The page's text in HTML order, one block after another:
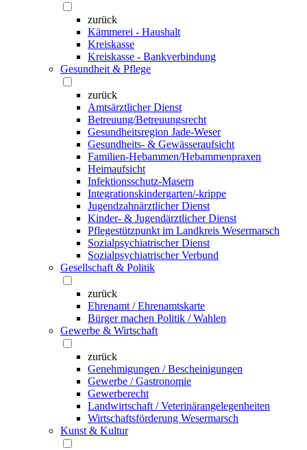
zurück
Kämmerei - Haushalt
Kreiskasse
Kreiskasse - Bankverbindung
Gesundheit & Pflege
zurück
Amtsärztlicher Dienst
Betreuung/Betreuungsrecht
Gesundheitsregion Jade-Weser
Gesundheits- & Gewässeraufsicht
Familien-Hebammen/Hebammenpraxen
Heimaufsicht
Infektionsschutz-Masern
Integrationskindergarten/-krippe
Jugendzahnärztlicher Dienst
Kinder- & Jugendärztlicher Dienst
Pflegestützpunkt im Landkreis Wesermarsch
Sozialpsychiatrischer Dienst
Sozialpsychiatrischer Verbund
Gesellschaft & Politik
zurück
Ehrenamt / Ehrenamtskarte
Bürger machen Politik / Wahlen
Gewerbe & Wirtschaft
zurück
Genehmigungen / Bescheinigungen
Gewerbe / Gastronomie
Gewerberecht
Landwirtschaft / Veterinärangelegenheiten
Wirtschaftsförderung Wesermarsch
Kunst & Kultur